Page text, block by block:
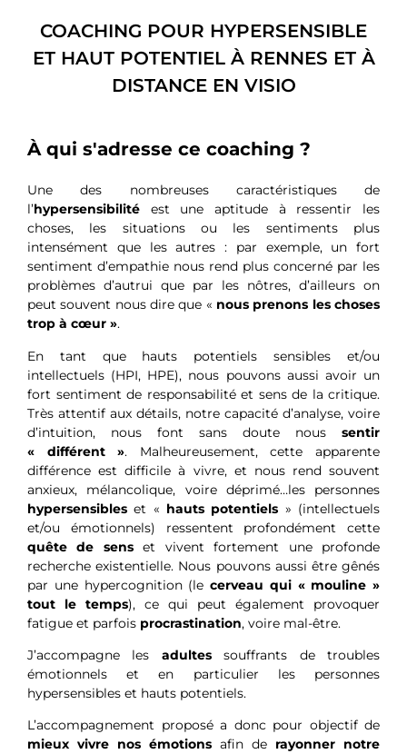
COACHING POUR HYPERSENSIBLE
ET HAUT POTENTIEL À RENNES ET À
DISTANCE EN VISIO
À qui s'adresse ce coaching ?
Une des nombreuses caractéristiques de
l’hypersensibilité est une aptitude à ressentir les
choses, les situations ou les sentiments plus
intensément que les autres : par exemple, un fort
sentiment d’empathie nous rend plus concerné par les
problèmes d’autrui que par les nôtres, d’ailleurs on
peut souvent nous dire que « nous prenons les choses
trop à cœur ».
En tant que hauts potentiels sensibles et/ou
intellectuels (HPI, HPE), nous pouvons aussi avoir un
fort sentiment de responsabilité et sens de la critique.
Très attentif aux détails, notre capacité d’analyse, voire
d’intuition, nous font sans doute nous sentir
« différent ». Malheureusement, cette apparente
différence est difficile à vivre, et nous rend souvent
anxieux, mélancolique, voire déprimé…les personnes
hypersensibles et « hauts potentiels » (intellectuels
et/ou émotionnels) ressentent profondément cette
quête de senset vivent fortement une profonde
recherche existentielle. Nous pouvons aussi être gênés
par une hypercognition (le cerveau qui « mouline »
tout le temps), ce qui peut également provoquer
fatigue et parfois procrastination, voire mal-être.
J’accompagne les adultessouffrants de troubles
émotionnels et en particulier les personnes
hypersensibles et hauts potentiels.
L’accompagnement proposé a donc pour objectif de
mieux vivre nos émotions afin de rayonner notre